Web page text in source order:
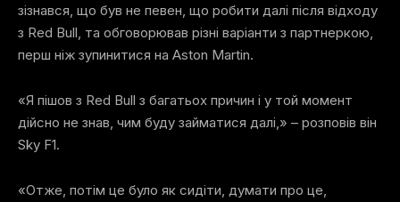
зізнався, що був не певен, що робити далі після відходу
з Red Bull, та обговорював різні варіанти з партнеркою,
перш ніж зупинитися на Aston Martin.
«Я пішов з Red Bull з багатьох причин і у той момент
дійсно не знав, чим буду займатися далі,» – розповів він
Sky F1.
«Отже, потім це було як сидіти, думати про це,